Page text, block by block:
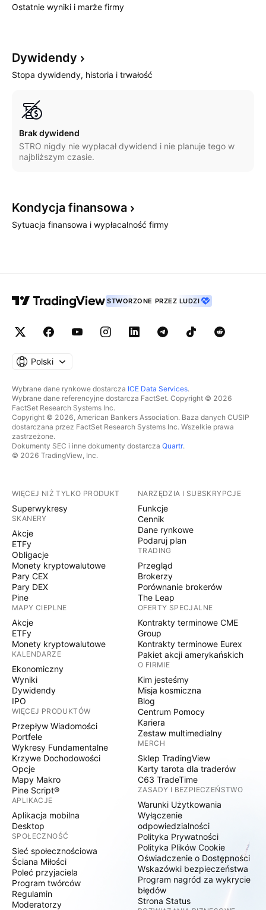
Ostatnie wyniki i marże firmy
Dywidendy
Stopa dywidendy, historia i trwałość
Brak dywidend
STRO nigdy nie wypłacał dywidend i nie planuje tego w
najbliższym czasie.
Kondycja finansowa
Sytuacja finansowa i wypłacalność firmy
STWORZONE PRZEZ LUDZI
Polski
Wybrane dane rynkowe dostarcza ICE Data Services.
Wybrane dane referencyjne dostarcza FactSet. Copyright © 2026
FactSet Research Systems Inc.
Copyright © 2026, American Bankers Association. Baza danych CUSIP
dostarczana przez FactSet Research Systems Inc. Wszelkie prawa
zastrzeżone.
Dokumenty SEC i inne dokumenty dostarcza Quartr.
© 2026 TradingView, Inc.
WIĘCEJ NIŻ TYLKO PRODUKT
Superwykresy
SKANERY
Akcje
ETFy
Obligacje
Monety kryptowalutowe
Pary CEX
Pary DEX
Pine
MAPY CIEPLNE
Akcje
ETFy
Monety kryptowalutowe
KALENDARZE
Ekonomiczny
Wyniki
Dywidendy
IPO
WIĘCEJ PRODUKTÓW
Przepływ Wiadomości
Portfele
Wykresy Fundamentalne
Krzywe Dochodowości
Opcje
Mapy Makro
Pine Script®
APLIKACJE
Aplikacja mobilna
Desktop
SPOŁECZNOŚĆ
Sieć społecznościowa
Ściana Miłości
Poleć przyjaciela
Program twórców
Regulamin
Moderatorzy
NARZĘDZIA I SUBSKRYPCJE
Funkcje
Cennik
Dane rynkowe
Podaruj plan
TRADING
Przegląd
Brokerzy
Porównanie brokerów
The Leap
OFERTY SPECJALNE
Kontrakty terminowe CME
Group
Kontrakty terminowe Eurex
Pakiet akcji amerykańskich
O FIRMIE
Kim jesteśmy
Misja kosmiczna
Blog
Centrum Pomocy
Kariera
Zestaw multimedialny
MERCH
Sklep TradingView
Karty tarota dla traderów
C63 TradeTime
ZASADY I BEZPIECZEŃSTWO
Warunki Użytkowania
Wyłączenie
odpowiedzialności
Polityka Prywatności
Polityka Plików Cookie
Oświadczenie o Dostępności
Wskazówki bezpieczeństwa
Program nagród za wykrycie
błędów
Strona Status